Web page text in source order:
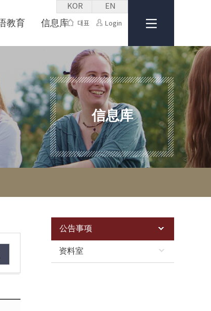
KOR EN
대표 Login
教育 信息库
信息库
公告事项
资料室